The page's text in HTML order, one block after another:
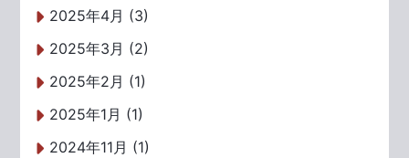
2025年4月 (3)
2025年3月 (2)
2025年2月 (1)
2025年1月 (1)
2024年11月 (1)